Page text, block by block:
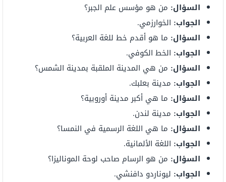
السؤال: من هو مؤسس علم الجبر؟
الجواب: الخوارزمي.
السؤال: ما هو أقدم خط للغة العربية؟
الجواب: الخط الكوفي.
السؤال: من هي المدينة الملقبة بمدينة الشمس؟
الجواب: مدينة بعلبك.
السؤال: ما هي أكبر مدينة أوروبية؟
الجواب: مدينة لندن.
السؤال: ما هي اللغة الرسمية في النمسا؟
الجواب: اللغة الألمانية.
السؤال: من هو الرسام صاحب لوحة الموناليزا؟
الجواب: ليوناردو دافنشي.